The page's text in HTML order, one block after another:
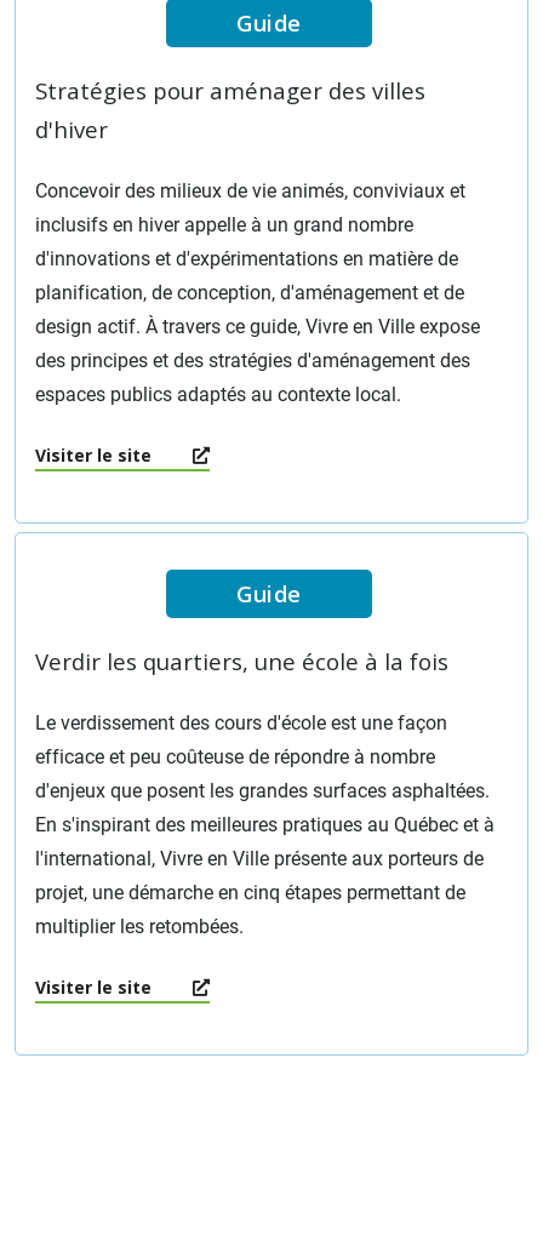
Guide
Stratégies pour aménager des villes
d'hiver
Concevoir des milieux de vie animés, conviviaux et
inclusifs en hiver appelle à un grand nombre
d'innovations et d'expérimentations en matière de
planification, de conception, d'aménagement et de
design actif. À travers ce guide, Vivre en Ville expose
des principes et des stratégies d'aménagement des
espaces publics adaptés au contexte local.
Visiter le site
Guide
Verdir les quartiers, une école à la fois
Le verdissement des cours d'école est une façon
efficace et peu coûteuse de répondre à nombre
d'enjeux que posent les grandes surfaces asphaltées.
En s'inspirant des meilleures pratiques au Québec et à
l'international, Vivre en Ville présente aux porteurs de
projet, une démarche en cinq étapes permettant de
multiplier les retombées.
Visiter le site